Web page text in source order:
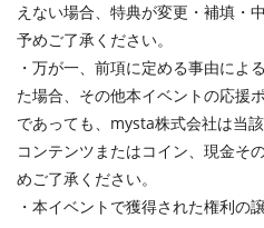
えない場合、特典が変更・補填・
予めご了承ください。
・万が一、前項に定める事由によ
た場合、その他本イベントの応援
であっても、mysta株式会社は当
コンテンツまたはコイン、現金そ
めご了承ください。
・本イベントで獲得された権利の